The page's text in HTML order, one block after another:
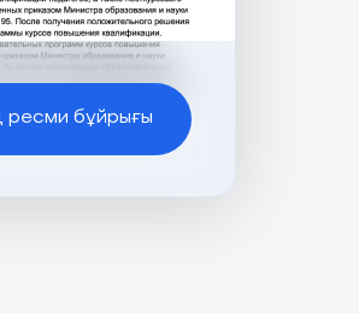
ресми бұйрығы